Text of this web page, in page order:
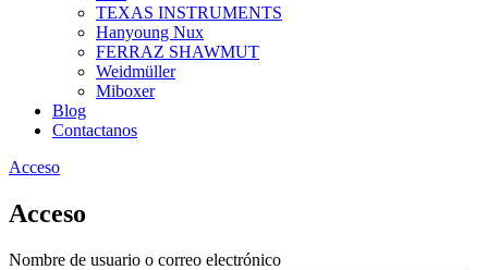
TEXAS INSTRUMENTS
Hanyoung Nux
FERRAZ SHAWMUT
Weidmüller
Miboxer
Blog
Contactanos
Acceso
Acceso
Nombre de usuario o correo electrónico